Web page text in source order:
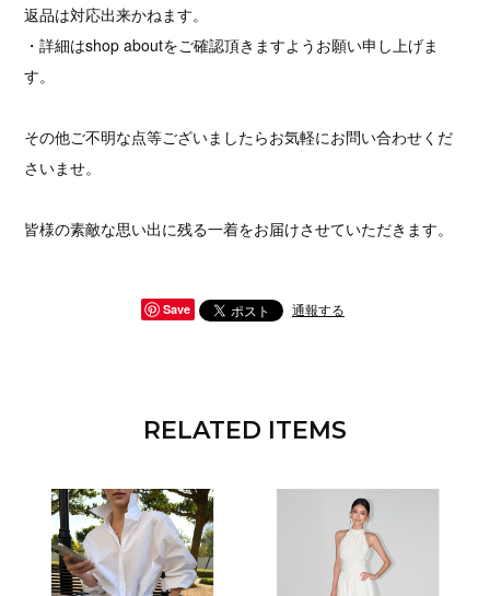
返品は対応出来かねます。
・詳細はshop aboutをご確認頂きますようお願い申し上げま
す。
その他ご不明な点等ございましたらお気軽にお問い合わせくだ
さいませ。
皆様の素敵な思い出に残る一着をお届けさせていただきます。
Save 通報する
RELATED ITEMS